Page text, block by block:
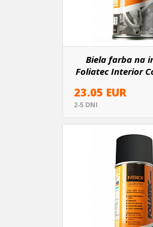
Biela farba na
Foliatec Interior
23.05 EUR
2-5 DNI